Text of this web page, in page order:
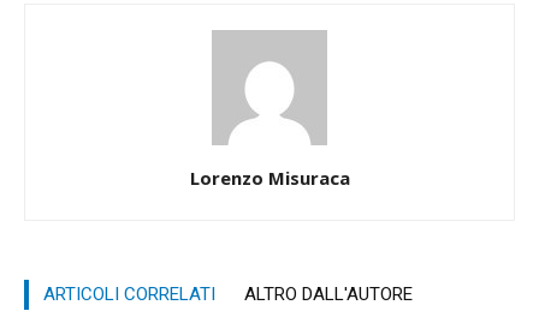
Lorenzo Misuraca
ARTICOLI CORRELATI ALTRO DALL'AUTORE